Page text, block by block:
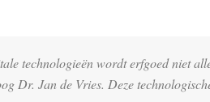
technologieën wordt erfgoed niet
Dr. Jan de Vries. Deze